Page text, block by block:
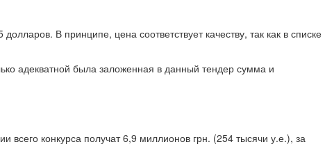
В принципе, цена соответствует качеству, так как в списке
адекватной была заложенная в данный тендер сумма и
конкурса получат 6,9 миллионов грн. (254 тысячи у.е.), за